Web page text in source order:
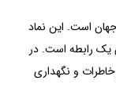
است. این نماد
یک رابطه است. در
و نگهداری